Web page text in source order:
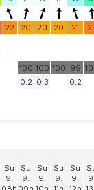
22 20 20 20 21
100 100 100 99
0.2 0.3 0.2
Su
9.
Su
9.
Su
9.
Su
9.
Su
9.